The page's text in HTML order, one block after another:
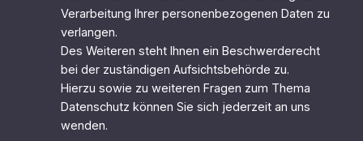
Verarbeitung Ihrer personenbezogenen Daten zu
verlangen.
Des Weiteren steht Ihnen ein Beschwerderecht
bei der zuständigen Aufsichtsbehörde zu.
Hierzu sowie zu weiteren Fragen zum Thema
Datenschutz können Sie sich jederzeit an uns
wenden.